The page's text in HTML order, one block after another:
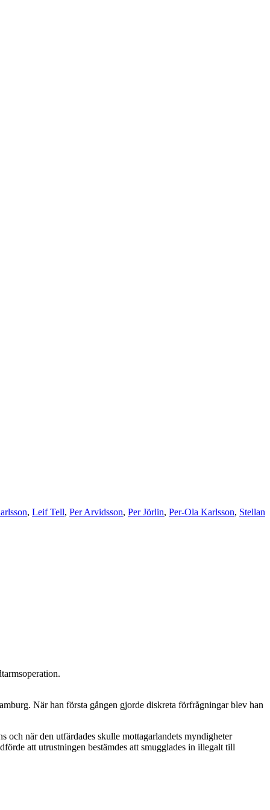
, Leif Tell, Per Arvidsson, Per Jörlin, Per-Ola Karlsson, Stellan
När han första gången gjorde diskreta förfrågningar blev han
och när den utfärdades skulle mottagarlandets myndigheter
att utrustningen bestämdes att smugglades in illegalt till